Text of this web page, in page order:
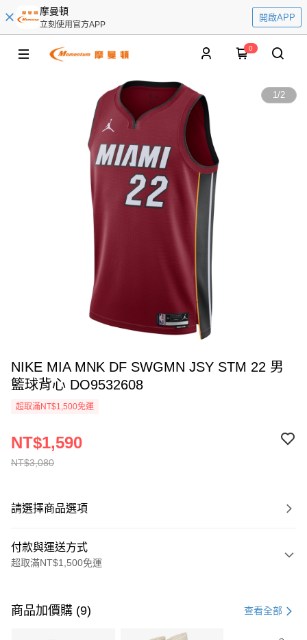
摩曼頓
立刻使用官方APP
開啟APP
0
1/2
NIKE MIA MNK DF SWGMN JSY STM 22 男
籃球背心 DO9532608
超取滿NT$1,500免運
NT$3,080
NT$1,590
請選擇商品選項
付款與運送方式
超取滿NT$1,500免運
信用卡一次付款
商品加價購 (9) 查看全部